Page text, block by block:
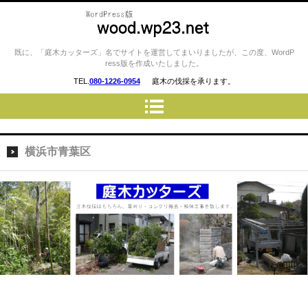
庭木カッターズ / 立木の伐採、草
刈り、コンクリート・ウッドデ
ッキの撤去、物置・プレハブ・
車庫・カーポートの解体 etc…
を承ります。 横浜市・川崎
市・相模原市 etc..
既に、「庭木カッターズ」名でサイトを運営してまいりましたが、この度、WordP
ress版を作成いたしました。
TEL. 080-1226-0954 庭木の伐採を承ります。
横浜市青葉区